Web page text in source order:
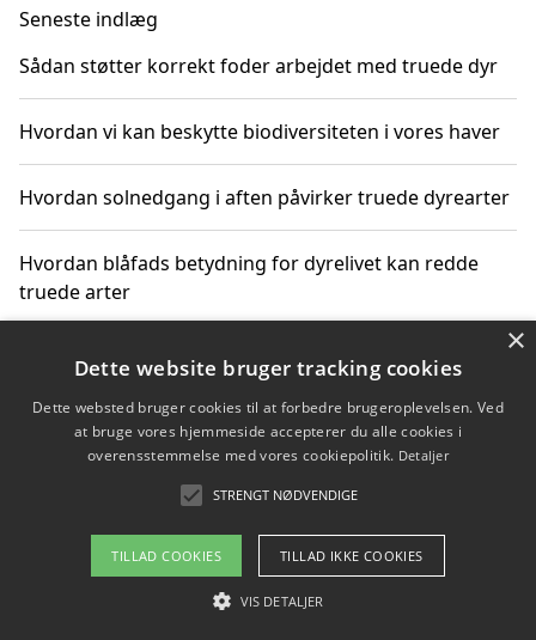
Seneste indlæg
Sådan støtter korrekt foder arbejdet med truede dyr
Hvordan vi kan beskytte biodiversiteten i vores haver
Hvordan solnedgang i aften påvirker truede dyrearter
Hvordan blåfads betydning for dyrelivet kan redde
truede arter
Hvordan kan gaver til unge voksne støtte bevarelsen
Copyright 2026 - Pilanto Aps
Om / kontakt
Blog Betingelser
×
Dette website bruger tracking cookies
Dette websted bruger cookies til at forbedre brugeroplevelsen. Ved
at bruge vores hjemmeside accepterer du alle cookies i
overensstemmelse med vores cookiepolitik. Detaljer
STRENGT NØDVENDIGE
TILLAD COOKIES TILLAD IKKE COOKIES
VIS DETALJER